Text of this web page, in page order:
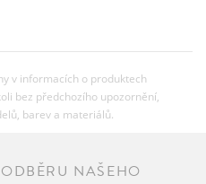
v informacích o produktech
bez předchozího upozornění,
barev a materiálů.
NAŠEHO